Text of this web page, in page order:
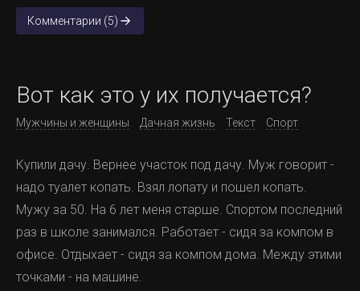
Комментарии (5)
Вот как это у их получается?
Мужчины и женщины Дачная жизнь Текст Спорт
Купили дачу. Вернее участок под дачу. Муж говорит -
надо туалет копать. Взял лопату и пошел копать.
Мужу за 50. На 6 лет меня старше. Спортом последний
раз в школе занимался. Работает - сидя за компом в
офисе. Отдыхает - сидя за компом дома. Между этими
точками - на машине.